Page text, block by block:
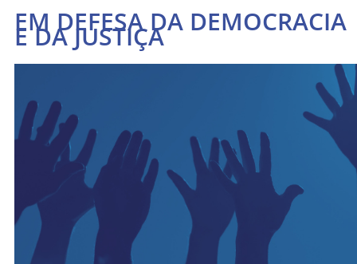
EM DEFESA DA DEMOCRACIA
E DA JUSTIÇA